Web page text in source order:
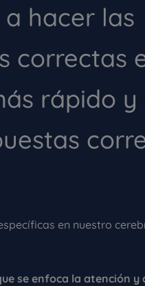
hacer las
correctas
rápido y
en nuestro
se enfoca la atención y